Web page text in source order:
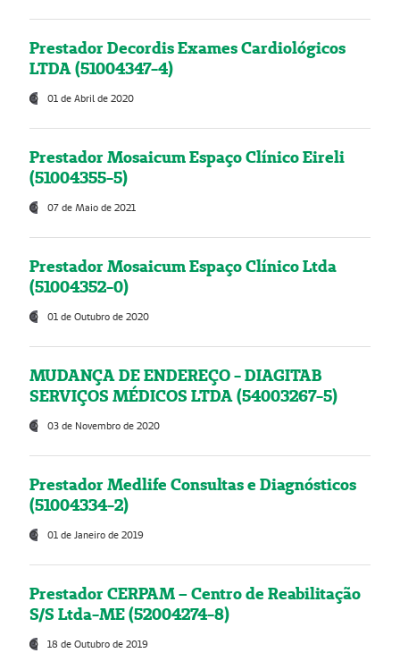
Prestador Decordis Exames Cardiológicos
LTDA (51004347-4)
01 de Abril de 2020
Prestador Mosaicum Espaço Clínico Eireli
(51004355-5)
07 de Maio de 2021
Prestador Mosaicum Espaço Clínico Ltda
(51004352-0)
01 de Outubro de 2020
MUDANÇA DE ENDEREÇO - DIAGITAB
SERVIÇOS MÉDICOS LTDA (54003267-5)
03 de Novembro de 2020
Prestador Medlife Consultas e Diagnósticos
(51004334-2)
01 de Janeiro de 2019
Prestador CERPAM – Centro de Reabilitação
S/S Ltda-ME (52004274-8)
18 de Outubro de 2019